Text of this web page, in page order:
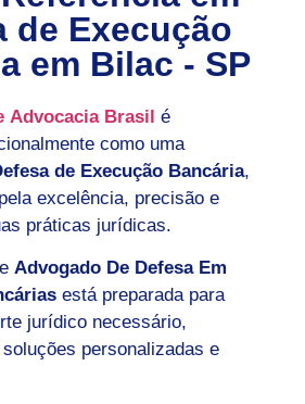
de Execução
em Bilac - SP
Advocacia Brasil é
como uma
de Execução Bancária,
excelência, precisão e
práticas jurídicas.
Advogado De Defesa Em
está preparada para
jurídico necessário,
personalizadas e